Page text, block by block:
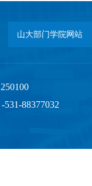
山大部门学院网站
88377032